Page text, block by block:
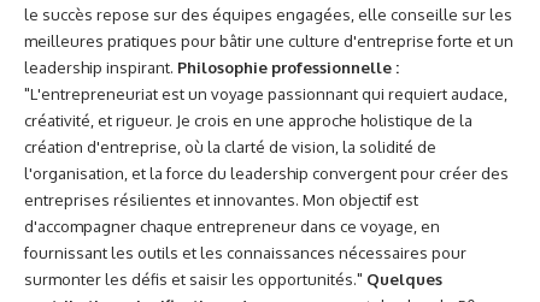
le succès repose sur des équipes engagées, elle conseille sur les
meilleures pratiques pour bâtir une culture d'entreprise forte et un
leadership inspirant. Philosophie professionnelle :
"L'entrepreneuriat est un voyage passionnant qui requiert audace,
créativité, et rigueur. Je crois en une approche holistique de la
création d'entreprise, où la clarté de vision, la solidité de
l'organisation, et la force du leadership convergent pour créer des
entreprises résilientes et innovantes. Mon objectif est
d'accompagner chaque entrepreneur dans ce voyage, en
fournissant les outils et les connaissances nécessaires pour
surmonter les défis et saisir les opportunités." Quelques